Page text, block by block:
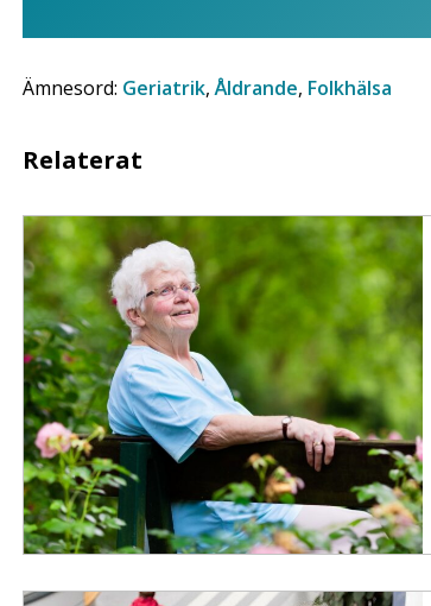
Ämnesord: Geriatrik,Åldrande, Folkhälsa
Relaterat